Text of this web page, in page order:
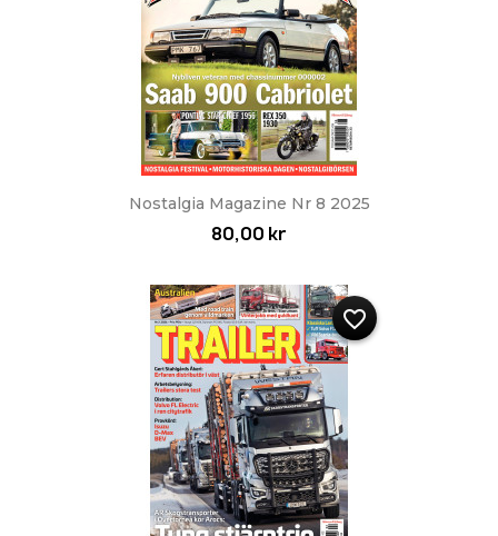
Nostalgia Magazine Nr 8 2025
80,00 kr
favorite_border